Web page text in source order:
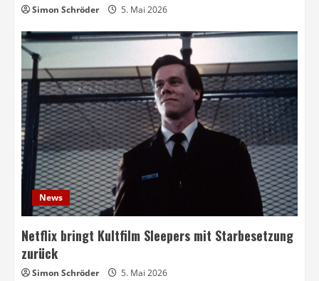
Simon Schröder 5. Mai 2026
News
Netflix bringt Kultfilm Sleepers mit Starbesetzung
zurück
Simon Schröder 5. Mai 2026